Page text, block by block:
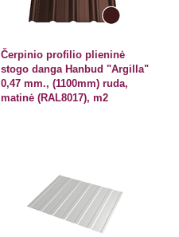
Čerpinio profilio plieninė
stogo danga Hanbud "Argilla"
0,47 mm., (1100mm) ruda,
matinė (RAL8017), m2